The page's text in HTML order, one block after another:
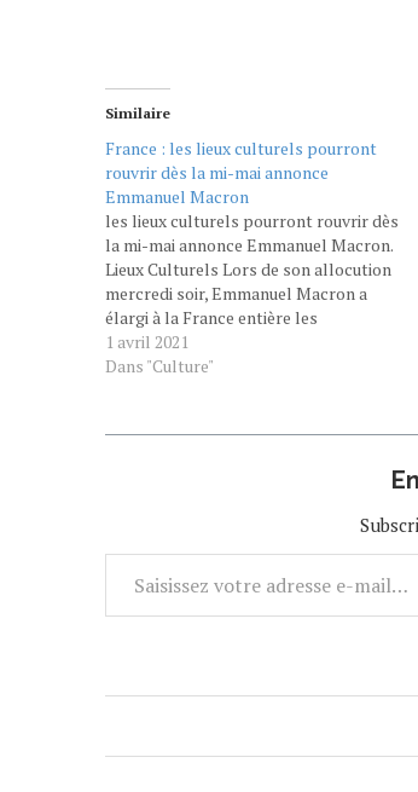
Similaire
France : les lieux culturels pourront
rouvrir dès la mi-mai annonce
Emmanuel Macron
les lieux culturels pourront rouvrir dès
la mi-mai annonce Emmanuel Macron.
Lieux Culturels Lors de son allocution
mercredi soir, Emmanuel Macron a
élargi à la France entière les
restrictions et les limitations de
déplacement pour contrer le
pourront rouvrir…
1 avril 2021
Dans "Culture"